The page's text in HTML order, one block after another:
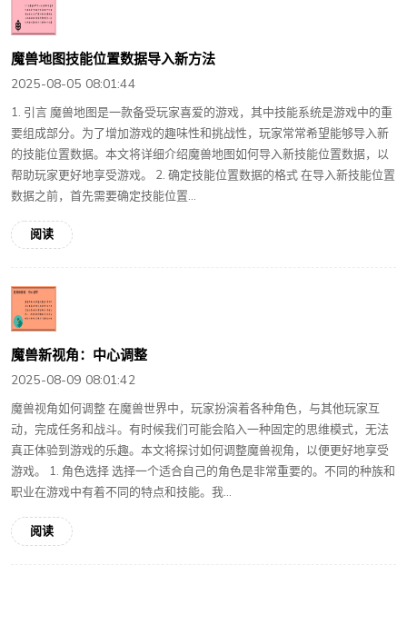
魔兽地图技能位置数据导入新方法
2025-08-05 08:01:44
1. 引言 魔兽地图是一款备受玩家喜爱的游戏，其中技能系统是游戏中的重
要组成部分。为了增加游戏的趣味性和挑战性，玩家常常希望能够导入新
的技能位置数据。本文将详细介绍魔兽地图如何导入新技能位置数据，以
帮助玩家更好地享受游戏。 2. 确定技能位置数据的格式 在导入新技能位置
数据之前，首先需要确定技能位置...
阅读
魔兽新视角：中心调整
2025-08-09 08:01:42
魔兽视角如何调整 在魔兽世界中，玩家扮演着各种角色，与其他玩家互
动，完成任务和战斗。有时候我们可能会陷入一种固定的思维模式，无法
真正体验到游戏的乐趣。本文将探讨如何调整魔兽视角，以便更好地享受
游戏。 1. 角色选择 选择一个适合自己的角色是非常重要的。不同的种族和
职业在游戏中有着不同的特点和技能。我...
阅读